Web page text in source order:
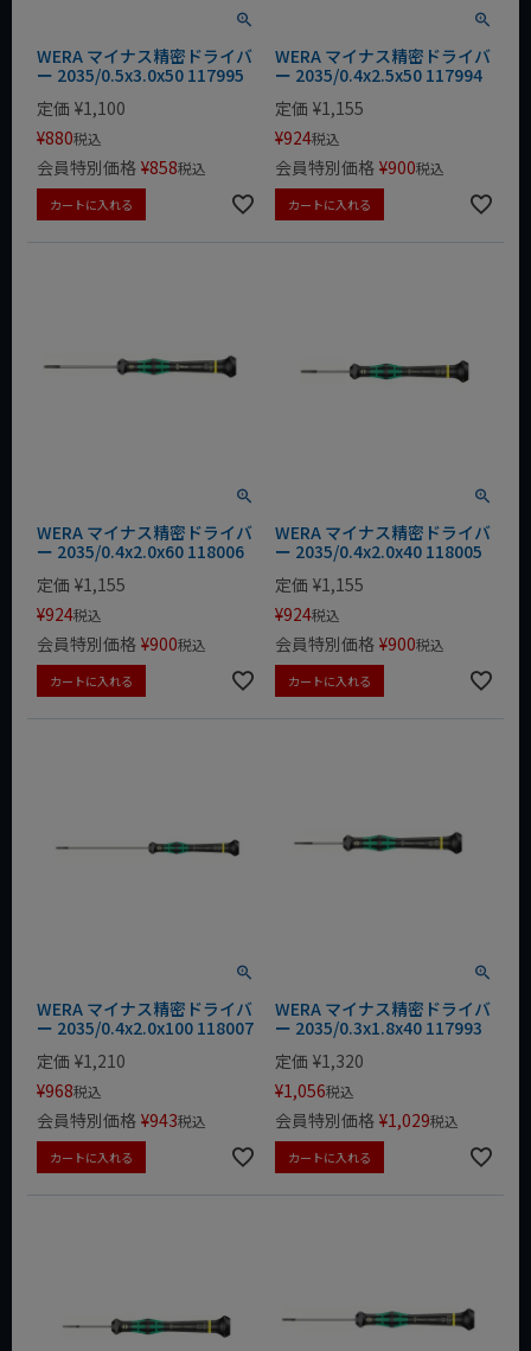
WERA マイナス精密ドライバ
ー 2035/0.5x3.0x50 117995
定価 ¥1,100
¥880税込
会員特別価格 ¥858税込
カートに入れる
WERA マイナス精密ドライバ
ー 2035/0.4x2.5x50 117994
定価 ¥1,155
¥924税込
会員特別価格 ¥900税込
カートに入れる
WERA マイナス精密ドライバ
ー 2035/0.4x2.0x60 118006
定価 ¥1,155
¥924税込
会員特別価格 ¥900税込
カートに入れる
WERA マイナス精密ドライバ
ー 2035/0.4x2.0x40 118005
定価 ¥1,155
¥924税込
会員特別価格 ¥900税込
カートに入れる
WERA マイナス精密ドライバ
ー 2035/0.4x2.0x100 118007
定価 ¥1,210
¥968税込
会員特別価格 ¥943税込
カートに入れる
WERA マイナス精密ドライバ
ー 2035/0.3x1.8x40 117993
定価 ¥1,320
¥1,056税込
会員特別価格 ¥1,029税込
カートに入れる